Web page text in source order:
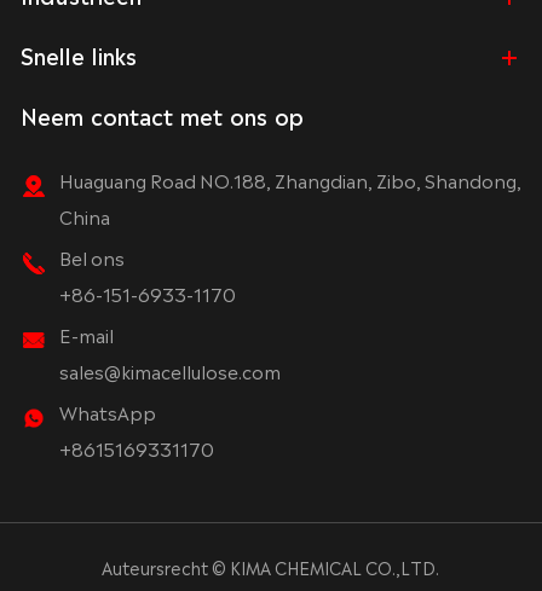
Snelle links
Neem contact met ons op
Huaguang Road NO.188, Zhangdian, Zibo, Shandong,
China
Bel ons
+86-151-6933-1170
E-mail
sales@kimacellulose.com
WhatsApp
+8615169331170
Auteursrecht © KIMA CHEMICAL CO.,LTD.